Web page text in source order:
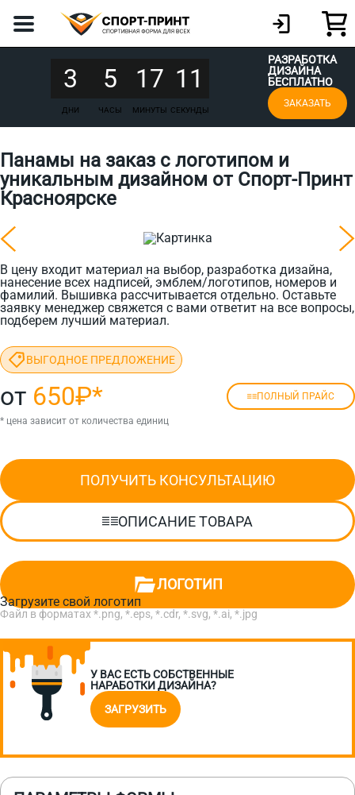
3
ДНИ
5
ЧАСЫ
17
МИНУТЫ
11
СЕКУНДЫ
РАЗРАБОТКА
ДИЗАЙНА
БЕСПЛАТНО
ЗАКАЗАТЬ
Панамы на заказ с логотипом и
уникальным дизайном от Спорт-Принт
Красноярске
В цену входит материал на выбор, разработка дизайна,
нанесение всех надписей, эмблем/логотипов, номеров и
фамилий. Вышивка рассчитывается отдельно. Оставьте
заявку менеджер свяжется с вами ответит на все вопросы,
подберем лучший материал.
ВЫГОДНОЕ ПРЕДЛОЖЕНИЕ
от 650₽* ПОЛНЫЙ ПРАЙС
* цена зависит от количества единиц
ПОЛУЧИТЬ КОНСУЛЬТАЦИЮ
ОПИСАНИЕ ТОВАРА
ЛОГОТИП
Загрузите свой логотип
Файл в форматах *.png, *.eps, *.cdr, *.svg, *.ai, *.jpg
У ВАС ЕСТЬ СОБСТВЕННЫЕ
НАРАБОТКИ ДИЗАЙНА?
ЗАГРУЗИТЬ